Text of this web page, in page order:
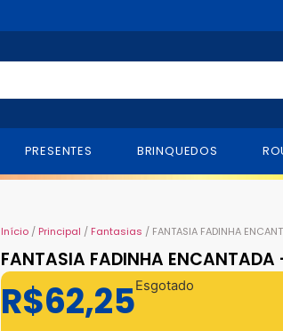
PRESENTES BRINQUEDOS
Início/ Principal / Fantasias / FANTASIA FADINHA
FANTASIA FADINHA
R$62,25Esgotado